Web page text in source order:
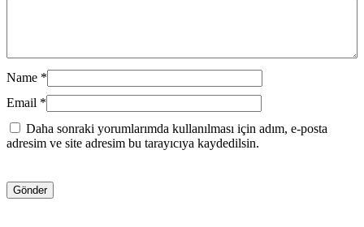
Name *
Email *
Daha sonraki yorumlarımda kullanılması için adım, e-posta
adresim ve site adresim bu tarayıcıya kaydedilsin.